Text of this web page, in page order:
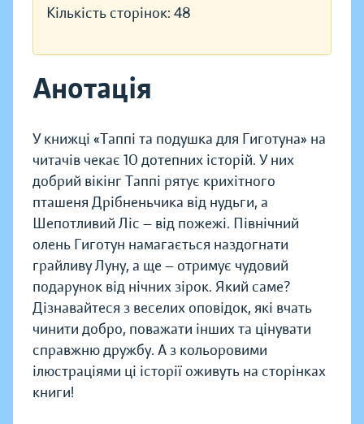
Кількість сторінок: 48
Анотація
У книжці «Таппі та подушка для Гиготуна» на
читачів чекає 10 дотепних історій. У них
добрий вікінг Таппі рятує крихітного
пташеня Дрібненьчика від нудьги, а
Шепотливий Ліс — від пожежі. Північний
олень Гиготун намагається наздогнати
грайливу Луну, а ще — отримує чудовий
подарунок від нічних зірок. Який саме?
Дізнавайтеся з веселих оповідок, які вчать
чинити добро, поважати інших та цінувати
справжню дружбу. А з кольоровими
ілюстраціями ці історії оживуть на сторінках
книги!